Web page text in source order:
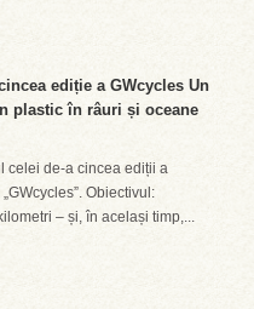
ediție a GWcycles Un
plastic în râuri și oceane
celei de-a cincea ediții a
Obiectivul:
– și, în același timp,...